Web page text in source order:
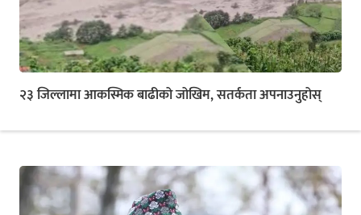
२३ जिल्लामा आकस्मिक बाढीको जोखिम, सतर्कता अपनाउनुहोस्